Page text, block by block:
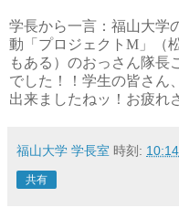
学長から一言：福山大学
動「プロジェクトM」（
もある）のおっさん隊長
でした！！学生の皆さん
出来ましたねッ！お疲れ
福山大学 学長室 時刻: 10:14
共有